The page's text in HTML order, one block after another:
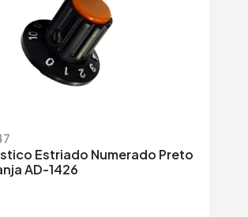
Estriado Numerado Preto
AD-1426